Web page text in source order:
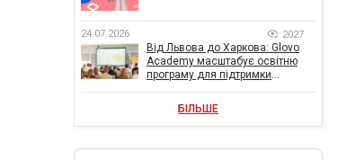
24.07.2026 2027
Від Львова до Харкова: Glovo
Academy масштабує освітню
програму для підтримки
БІЛЬШЕ